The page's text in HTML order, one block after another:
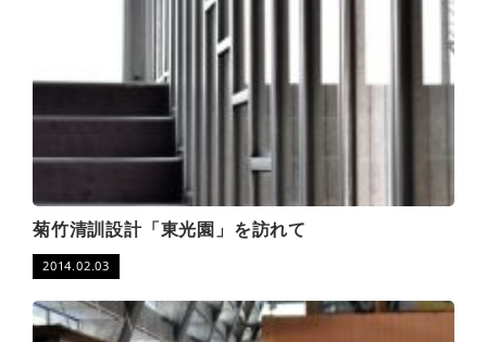
菊竹清訓設計「東光園」を訪れて
2014.02.03